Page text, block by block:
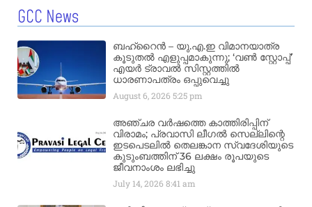
GCC News
ബഹ്‌റൈൻ – യു.എ.ഇ വിമാനയാത്ര
കൂടുതൽ എളുപ്പമാകുന്നു; ‘വൺ സ്റ്റോപ്പ്’
എയർ ട്രാവൽ സിസ്റ്റത്തിൽ
ധാരണാപത്രം ഒപ്പുവെച്ചു
August 6, 20265:25 pm
അഞ്ചര വർഷത്തെ കാത്തിരിപ്പിന്
വിരാമം; പ്രവാസി ലീഗൽ സെല്ലിന്റെ
ഇടപെടലിൽ തെലങ്കാന സ്വദേശിയുടെ
കുടുംബത്തിന് 36 ലക്ഷം രൂപയുടെ
ജീവനാംശം ലഭിച്ചു
July 14, 20268:41 am